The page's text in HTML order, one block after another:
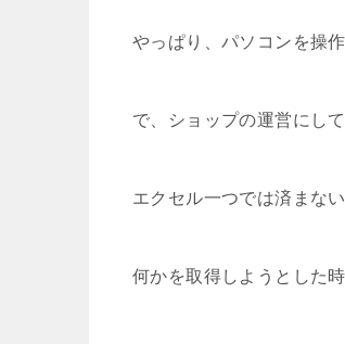
やっぱり、パソコンを操
で、ショップの運営にし
エクセル一つでは済まな
何かを取得しようとした